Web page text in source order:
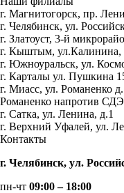
г. Магнитогорск, пр.
г. Челябинск, ул.
г. Златоуст, 3-й
г. Кыштым, ул.Калинина,
г. Южноуральск, ул.
г. Карталы ул. Пушкина
г. Миасс, ул. Романенко
Романенко напротив
г. Сатка, ул. Ленина, д.1
г. Верхний Уфалей, ул.
Контакты
г. Челябинск, ул.
пн-чт 09:00 – 18:00